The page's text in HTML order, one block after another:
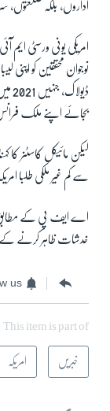
اداروں، بلکہ صنعتوں،
امریکی یونی ورسٹی
نوجوان محققین کو اپنی
ڈیولاک، جنہیں 2021
بجائے اپنے ملک
لیکن مائیکل کاسٹنر
سے کم غیر ملکی طلبا
اے ایف پی کے مطابق
خدشات ظاہر کرنے کے
us
This item is part of
خبریں امریکہ